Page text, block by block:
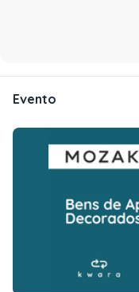
Evento